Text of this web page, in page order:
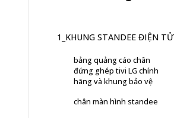
1_KHUNG STANDEE ĐIỆN TỬ
bảng quảng cáo chân
đứng ghép tivi LG chính
hãng và khung bảo vệ
chân màn hình standee